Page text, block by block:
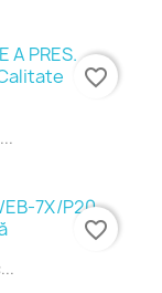
favorite_border
favorite_border